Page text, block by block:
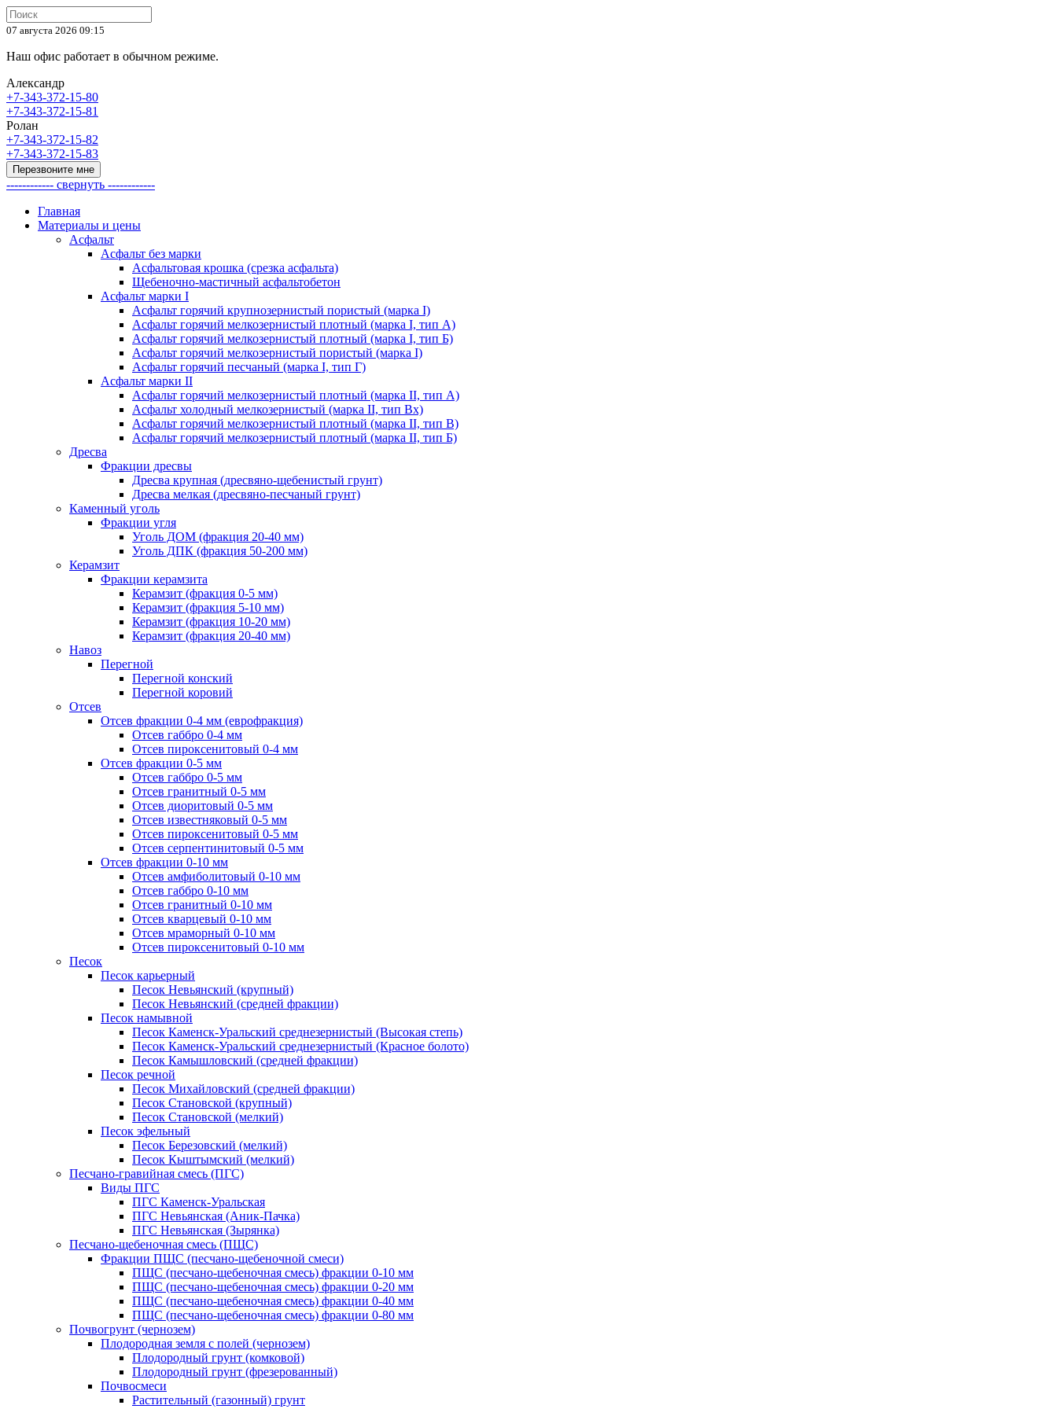
07 августа 2026 09:15
Наш офис работает в обычном режиме.
Александр
+7-343-372-15-80
+7-343-372-15-81
Ролан
+7-343-372-15-82
+7-343-372-15-83
Перезвоните мне
------------ свернуть ------------
Главная
Материалы и цены
Асфальт
Асфальт без марки
Асфальтовая крошка (срезка асфальта)
Щебеночно-мастичный асфальтобетон
Асфальт марки I
Асфальт горячий крупнозернистый пористый (марка I)
Асфальт горячий мелкозернистый плотный (марка I, тип А)
Асфальт горячий мелкозернистый плотный (марка I, тип Б)
Асфальт горячий мелкозернистый пористый (марка I)
Асфальт горячий песчаный (марка I, тип Г)
Асфальт марки II
Асфальт горячий мелкозернистый плотный (марка II, тип А)
Асфальт холодный мелкозернистый (марка II, тип Вх)
Асфальт горячий мелкозернистый плотный (марка II, тип В)
Асфальт горячий мелкозернистый плотный (марка II, тип Б)
Дресва
Фракции дресвы
Дресва крупная (дресвяно-щебенистый грунт)
Дресва мелкая (дресвяно-песчаный грунт)
Каменный уголь
Фракции угля
Уголь ДОМ (фракция 20-40 мм)
Уголь ДПК (фракция 50-200 мм)
Керамзит
Фракции керамзита
Керамзит (фракция 0-5 мм)
Керамзит (фракция 5-10 мм)
Керамзит (фракция 10-20 мм)
Керамзит (фракция 20-40 мм)
Навоз
Перегной
Перегной конский
Перегной коровий
Отсев
Отсев фракции 0-4 мм (еврофракция)
Отсев габбро 0-4 мм
Отсев пироксенитовый 0-4 мм
Отсев фракции 0-5 мм
Отсев габбро 0-5 мм
Отсев гранитный 0-5 мм
Отсев диоритовый 0-5 мм
Отсев известняковый 0-5 мм
Отсев пироксенитовый 0-5 мм
Отсев серпентинитовый 0-5 мм
Отсев фракции 0-10 мм
Отсев амфиболитовый 0-10 мм
Отсев габбро 0-10 мм
Отсев гранитный 0-10 мм
Отсев кварцевый 0-10 мм
Отсев мраморный 0-10 мм
Отсев пироксенитовый 0-10 мм
Песок
Песок карьерный
Песок Невьянский (крупный)
Песок Невьянский (средней фракции)
Песок намывной
Песок Каменск-Уральский среднезернистый (Высокая степь)
Песок Каменск-Уральский среднезернистый (Красное болото)
Песок Камышловский (средней фракции)
Песок речной
Песок Михайловский (средней фракции)
Песок Становской (крупный)
Песок Становской (мелкий)
Песок эфельный
Песок Березовский (мелкий)
Песок Кыштымский (мелкий)
Песчано-гравийная смесь (ПГС)
Виды ПГС
ПГС Каменск-Уральская
ПГС Невьянская (Аник-Пачка)
ПГС Невьянская (Зырянка)
Песчано-щебеночная смесь (ПЩС)
Фракции ПЩС (песчано-щебеночной смеси)
ПЩС (песчано-щебеночная смесь) фракции 0-10 мм
ПЩС (песчано-щебеночная смесь) фракции 0-20 мм
ПЩС (песчано-щебеночная смесь) фракции 0-40 мм
ПЩС (песчано-щебеночная смесь) фракции 0-80 мм
Почвогрунт (чернозем)
Плодородная земля с полей (чернозем)
Плодородный грунт (комковой)
Плодородный грунт (фрезерованный)
Почвосмеси
Растительный (газонный) грунт